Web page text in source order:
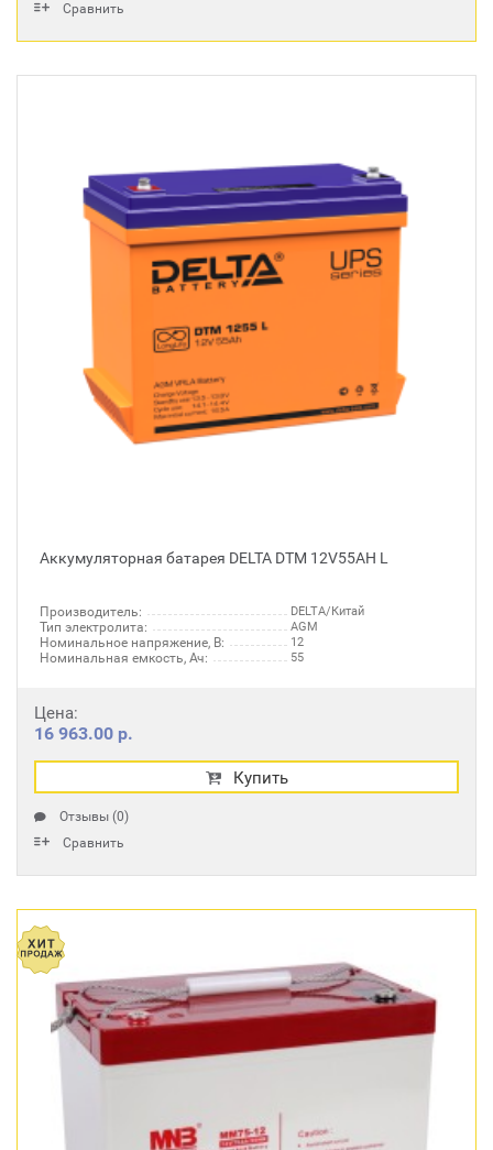
Сравнить
Аккумуляторная батарея DELTA DTM 12V55AH L
Производитель: DELTA/Китай
Тип электролита: AGM
Номинальное напряжение, В: 12
Номинальная емкость, Ач: 55
Цена:
16 963.00 р.
Купить
Отзывы (0)
Сравнить